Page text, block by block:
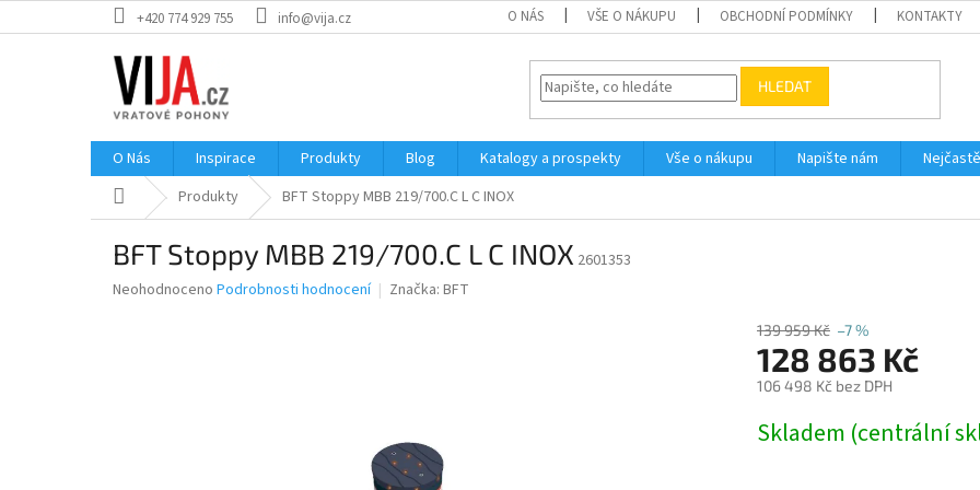
na
+420 774 929 755 info@vija.cz O NÁS VŠE O NÁKUPU OBCHODNÍ PODMÍNKY KONTAKTY
HLEDAT
O Nás Inspirace Produkty Blog Katalogy a prospekty Vše o nákupu Napište nám
Domů Produkty BFT Stoppy MBB 219/700.C L C INOX
BFT Stoppy MBB 219/700.C L C INOX 2601353
Průměrné
Neohodnoceno Podrobnosti hodnocení Značka: BFT
139 959 Kč –7 %
128 863 Kč
106 498 Kč bez DPH
cena:
Skladem (centrální